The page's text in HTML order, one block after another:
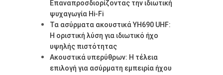
Επαναπροσδιορίζοντας την ιδιωτική
ψυχαγωγία Hi-Fi
Τα ασύρματα ακουστικά YH690 UHF:
Η οριστική λύση για ιδιωτικό ήχο
υψηλής πιστότητας
Ακουστικά υπερύθρων: Η τέλεια
επιλογή για ασύρματη εμπειρία ήχου